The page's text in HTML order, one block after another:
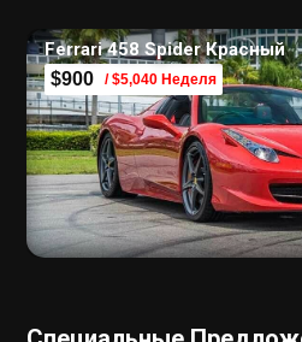
Ferrari 458 Spider Красный
$900 / $5,040 Неделя